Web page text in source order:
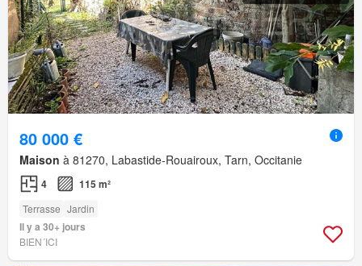
80 000 €
Maison à 81270, Labastide-Rouairoux, Tarn, Occitanie
4 115 m²
Terrasse Jardin
Il y a 30+ jours
BIEN´ICI